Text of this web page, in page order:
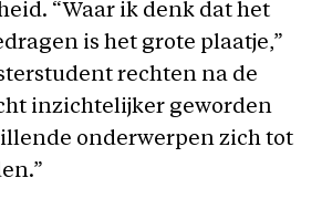
“Waar ik denk dat het
is het grote plaatje,”
rechten na de
inzichtelijker geworden
onderwerpen zich tot